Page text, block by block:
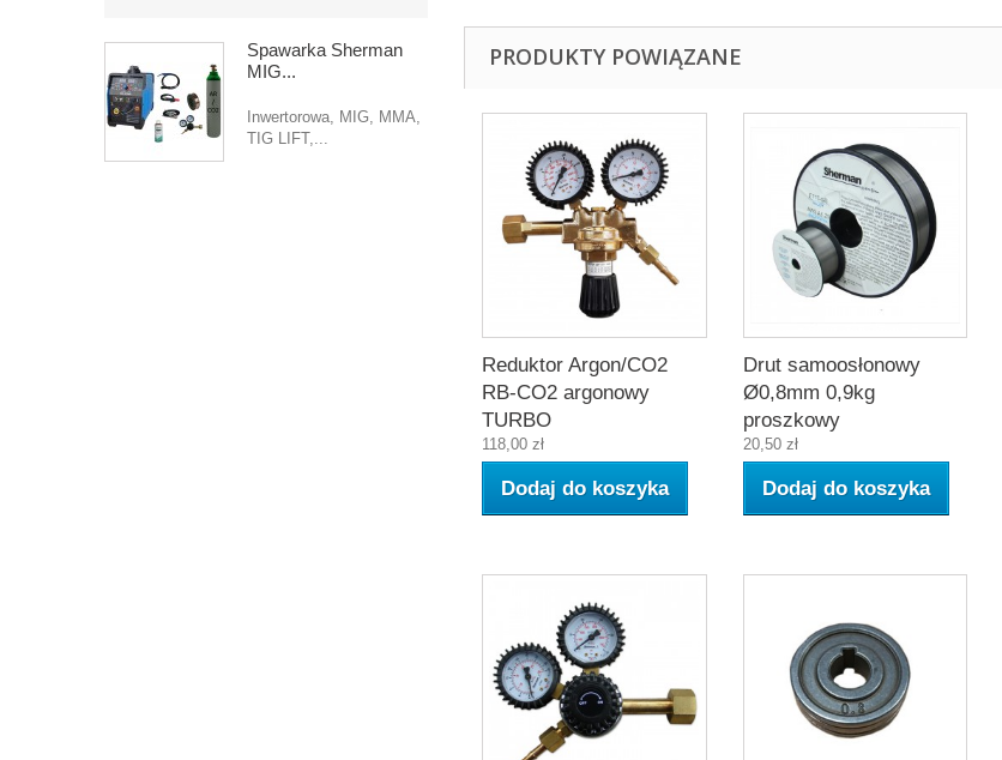
Spawarka Sherman
MIG...
Inwertorowa, MIG, MMA,
TIG LIFT,...
PRODUKTY POWIĄZANE
Reduktor Argon/CO2
RB-CO2 argonowy
TURBO
118,00 zł
Dodaj do koszyka
Drut samoosłonowy
Ø0,8mm 0,9kg
proszkowy
20,50 zł
Dodaj do koszyka